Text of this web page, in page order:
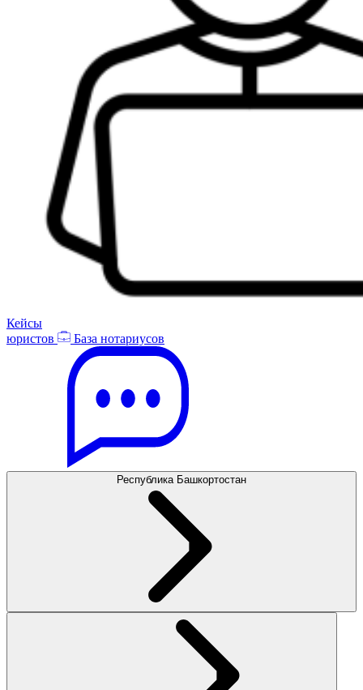
Кейсы
юристов
База нотариусов
Республика Башкортостан